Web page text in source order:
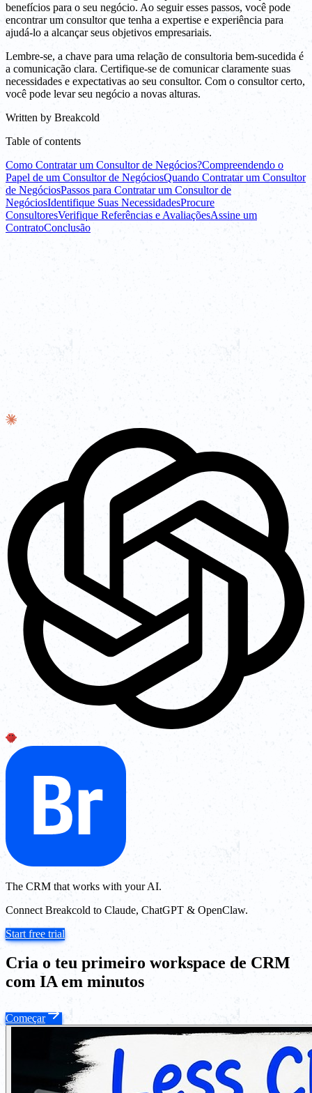
benefícios para o seu negócio. Ao seguir esses passos, você pode
encontrar um consultor que tenha a expertise e experiência para
ajudá-lo a alcançar seus objetivos empresariais.
Lembre-se, a chave para uma relação de consultoria bem-sucedida é
a comunicação clara. Certifique-se de comunicar claramente suas
necessidades e expectativas ao seu consultor. Com o consultor certo,
você pode levar seu negócio a novas alturas.
Written by Breakcold
Table of contents
Como Contratar um Consultor de Negócios?Compreendendo o
Papel de um Consultor de NegóciosQuando Contratar um Consultor
de NegóciosPassos para Contratar um Consultor de
NegóciosIdentifique Suas NecessidadesProcure
ConsultoresVerifique Referências e AvaliaçõesAssine um
ContratoConclusão
The CRM that works with your AI.
Connect Breakcold to Claude, ChatGPT & OpenClaw.
Start free trial
Cria o teu primeiro workspace de CRM
com IA em minutos
Começar